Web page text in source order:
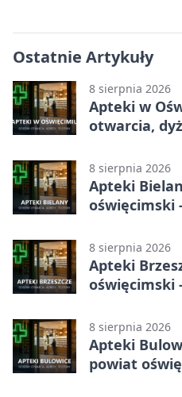
Ostatnie Artykuły
8 sierpnia 2026
Apteki w
otwarcia,
8 sierpnia 2026
Apteki
oświęcimski
8 sierpnia 2026
Apteki
oświęcimski
8 sierpnia 2026
Apteki
powiat